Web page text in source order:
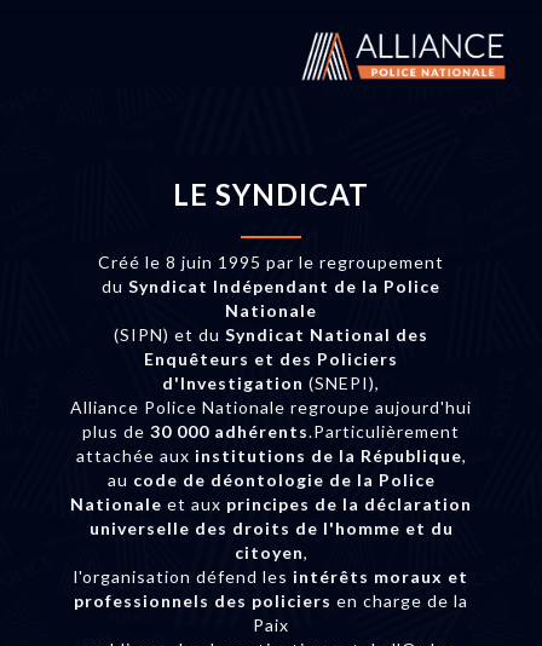
LE SYNDICAT
Créé le 8 juin 1995 par le regroupement
du Syndicat Indépendant de la Police
Nationale
(SIPN) et du Syndicat National des
Enquêteurs et des Policiers
d'Investigation (SNEPI),
Alliance Police Nationale regroupe aujourd'hui
plus de 30 000 adhérents.Particulièrement
attachée aux institutions de la République,
au code de déontologie de la Police
Nationale et aux principes de la déclaration
universelle des droits de l'homme et du
citoyen,
l'organisation défend les intérêts moraux et
professionnels des policiers en charge de la
Paix